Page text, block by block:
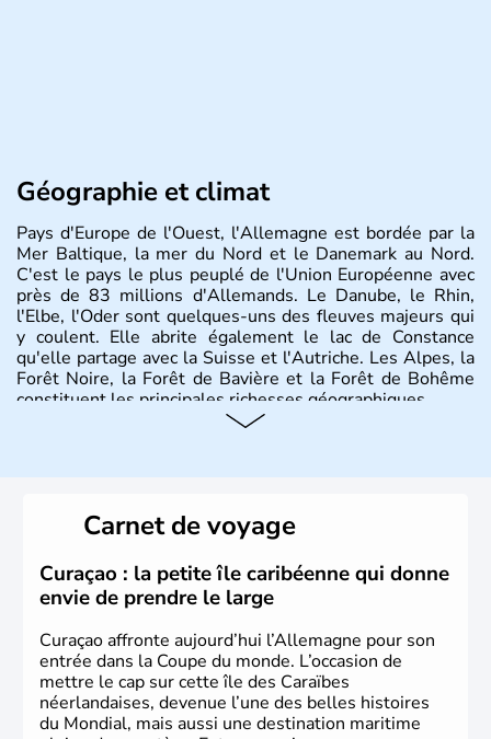
Géographie et climat
Pays d'Europe de l'Ouest, l'Allemagne est bordée par la
Mer Baltique, la mer du Nord et le Danemark au Nord.
C'est le pays le plus peuplé de l'Union Européenne avec
près de 83 millions d'Allemands. Le Danube, le Rhin,
l'Elbe, l'Oder sont quelques-uns des fleuves majeurs qui
y coulent. Elle abrite également le lac de Constance
qu'elle partage avec la Suisse et l'Autriche. Les Alpes, la
Forêt Noire, la Forêt de Bavière et la Forêt de Bohême
constituent les principales richesses géographiques.
lesquelles bénéficient d'une grande autonomie. Le pays
peut se targuer de grands noms qu'il a vu naître dans tous
les domaines, des arts à la politique en passant par la
philosophie. Hertz, Gutenberg, Heidegger, Thomas Mann,
Herman Hesse ou bien Hegel en font partie.
Carnet de voyage
Curaçao : la petite île caribéenne qui donne
envie de prendre le large
Curaçao affronte aujourd’hui l’Allemagne pour son
entrée dans la Coupe du monde. L’occasion de
mettre le cap sur cette île des Caraïbes
néerlandaises, devenue l’une des belles histoires
du Mondial, mais aussi une destination maritime